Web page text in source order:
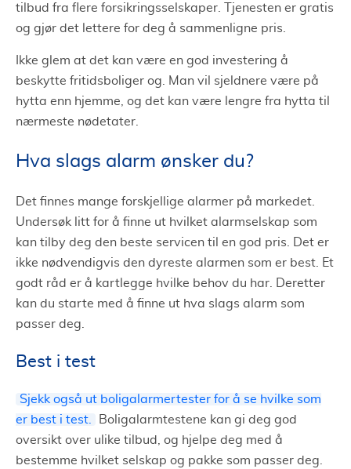
tilbud fra flere forsikringsselskaper. Tjenesten er gratis
og gjør det lettere for deg å sammenligne pris.
Ikke glem at det kan være en god investering å
beskytte fritidsboliger og. Man vil sjeldnere være på
hytta enn hjemme, og det kan være lengre fra hytta til
nærmeste nødetater.
Hva slags alarm ønsker du?
Det finnes mange forskjellige alarmer på markedet.
Undersøk litt for å finne ut hvilket alarmselskap som
kan tilby deg den beste servicen til en god pris. Det er
ikke nødvendigvis den dyreste alarmen som er best. Et
godt råd er å kartlegge hvilke behov du har. Deretter
kan du starte med å finne ut hva slags alarm som
passer deg.
Best i test
Sjekk også ut boligalarmertester for å se hvilke som
er best i test.
Boligalarmtestene kan gi deg god
oversikt over ulike tilbud, og hjelpe deg med å
bestemme hvilket selskap og pakke som passer deg.